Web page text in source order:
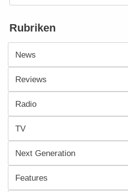
Rubriken
News
Reviews
Radio
TV
Next Generation
Features